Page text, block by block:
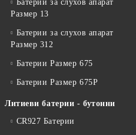
Батерии за слухов апарат
Размер 13
Батерии за слухов апарат
Размер 312
Батерии Размер 675
Батерии Размер 675P
Литиеви батерии - бутонни
CR927 Батерии